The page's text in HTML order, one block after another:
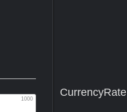
CurrencyRate
1000